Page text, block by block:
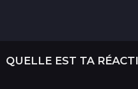
QUELLE EST TA